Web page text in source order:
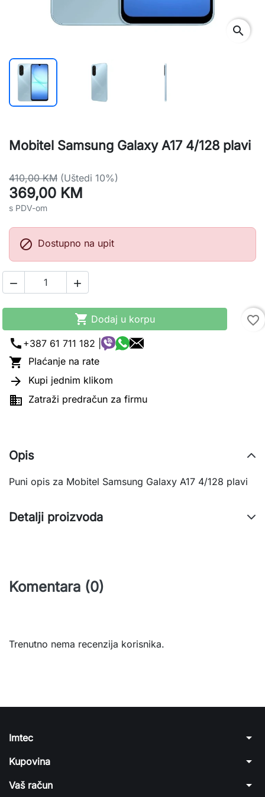
search
Mobitel Samsung Galaxy A17 4/128 plavi
410,00 KM (Uštedi 10%)
369,00 KM
s PDV-om
 Dostupno na upit
 
 Dodaj u korpu
favorite_border
call +387 61 711 182 |
 Plaćanje na rate
 Kupi jednim klikom
 Zatraži predračun za firmu
Opis
Puni opis za Mobitel Samsung Galaxy A17 4/128 plavi
Detalji proizvoda
Komentara (0)
Trenutno nema recenzija korisnika.
Imtec arrow_drop_down
Kupovina arrow_drop_down
Vaš račun arrow_drop_down